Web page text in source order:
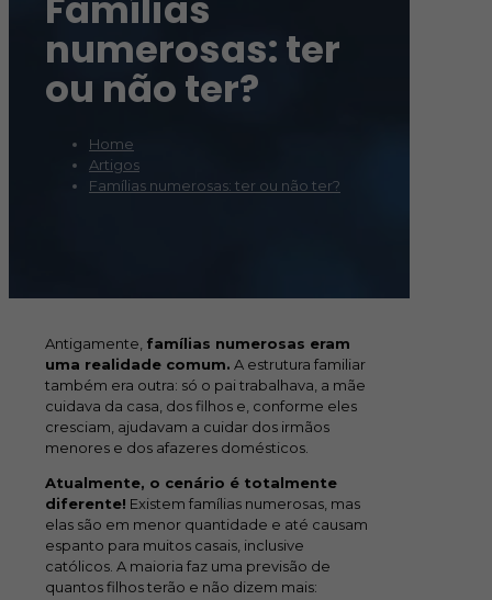
numerosas: ter
ou não ter?
Home
Artigos
Famílias numerosas: ter ou não ter?
Antigamente, famílias numerosas eram
uma realidade comum. A estrutura familiar
também era outra: só o pai trabalhava, a mãe
cuidava da casa, dos filhos e, conforme eles
cresciam, ajudavam a cuidar dos irmãos
menores e dos afazeres domésticos.
Atualmente, o cenário é totalmente
diferente! Existem famílias numerosas, mas
elas são em menor quantidade e até causam
espanto para muitos casais, inclusive
católicos. A maioria faz uma previsão de
quantos filhos terão e não dizem mais: